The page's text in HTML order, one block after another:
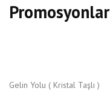
Promosyonlar
Gelin Yolu ( Kristal Taşlı )